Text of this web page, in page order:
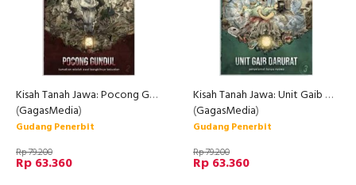
Kisah Tanah Jawa: Pocong Gundul (Promo Best Book)
(GagasMedia)
Gudang Penerbit
Rp 79.200
Rp 63.360
Kisah Tanah Jawa: Unit Gaib Darurat
(GagasMedia)
Gudang Penerbit
Rp 79.200
Rp 63.360